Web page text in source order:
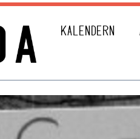
KALENDERN